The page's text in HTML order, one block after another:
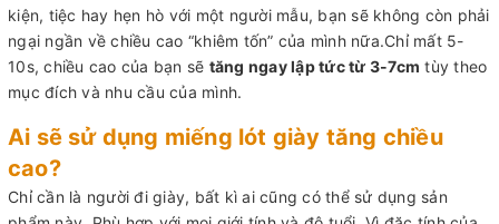
kiện, tiệc hay hẹn hò với một người mẫu, bạn sẽ không còn phải
ngại ngần về chiều cao “khiêm tốn” của mình nữa.Chỉ mất 5-
10s, chiều cao của bạn sẽ tăng ngay lập tức từ 3-7cm tùy theo
mục đích và nhu cầu của mình.
Ai sẽ sử dụng miếng lót giày tăng chiều
cao?
Chỉ cần là người đi giày, bất kì ai cũng có thể sử dụng sản